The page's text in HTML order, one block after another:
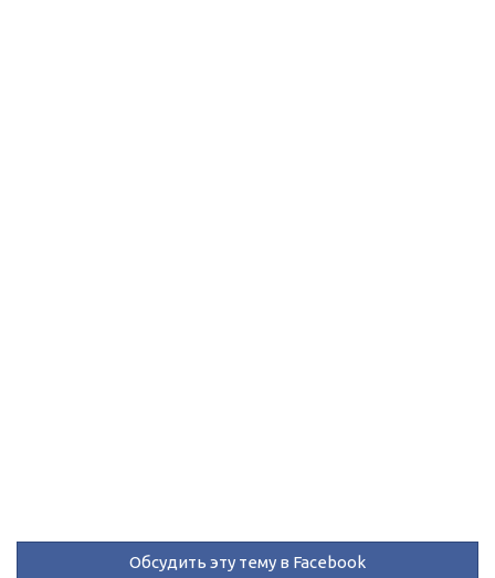
Обсудить эту тему в Facebook